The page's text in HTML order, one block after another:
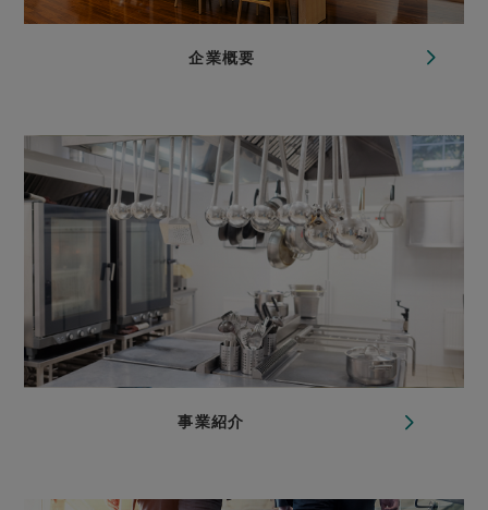
企業概要
事業紹介